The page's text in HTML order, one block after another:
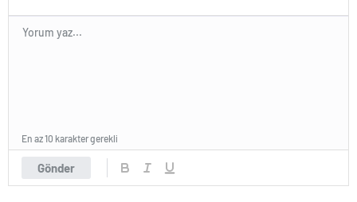
Gönder
En az 10 karakter gerekli